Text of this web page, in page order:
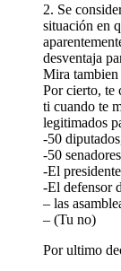
2. Se
situación en
desventaja
Mira tambien
Por cierto, te
ti cuando te
legitimados
-50
-50
-El
-El defensor
– las
– (Tu no)
Por ultimo